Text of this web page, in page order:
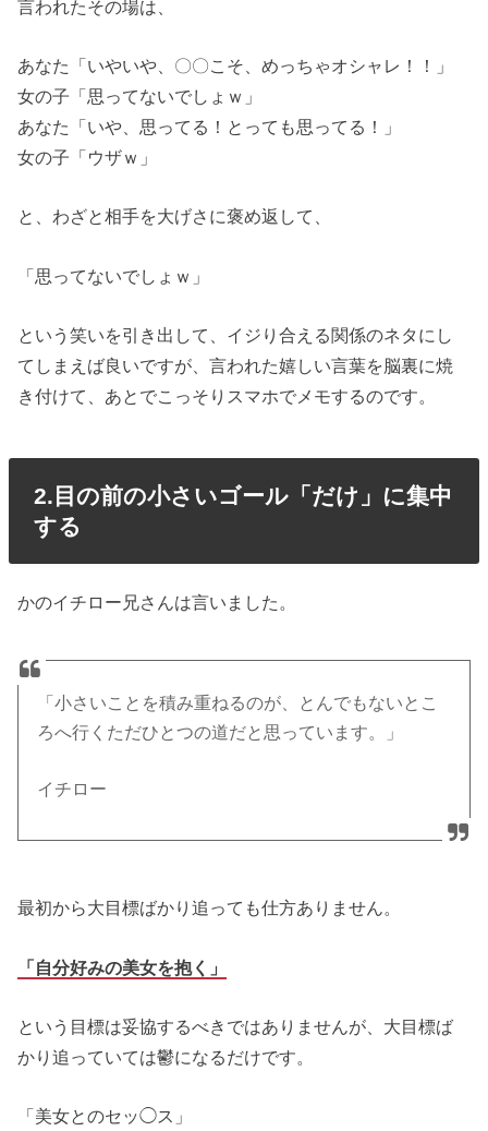
言われたその場は、
あなた「いやいや、〇〇こそ、めっちゃオシャレ！！」
女の子「思ってないでしょｗ」
あなた「いや、思ってる！とっても思ってる！」
女の子「ウザｗ」
と、わざと相手を大げさに褒め返して、
「思ってないでしょｗ」
という笑いを引き出して、イジり合える関係のネタにし
てしまえば良いですが、言われた嬉しい言葉を脳裏に焼
き付けて、あとでこっそりスマホでメモするのです。
2.目の前の小さいゴール「だけ」に集中
する
かのイチロー兄さんは言いました。
「小さいことを積み重ねるのが、とんでもないとこ
ろへ行くただひとつの道だと思っています。」
イチロー
最初から大目標ばかり追っても仕方ありません。
「自分好みの美女を抱く」
という目標は妥協するべきではありませんが、大目標ば
かり追っていては鬱になるだけです。
「美女とのセッ◯ス」